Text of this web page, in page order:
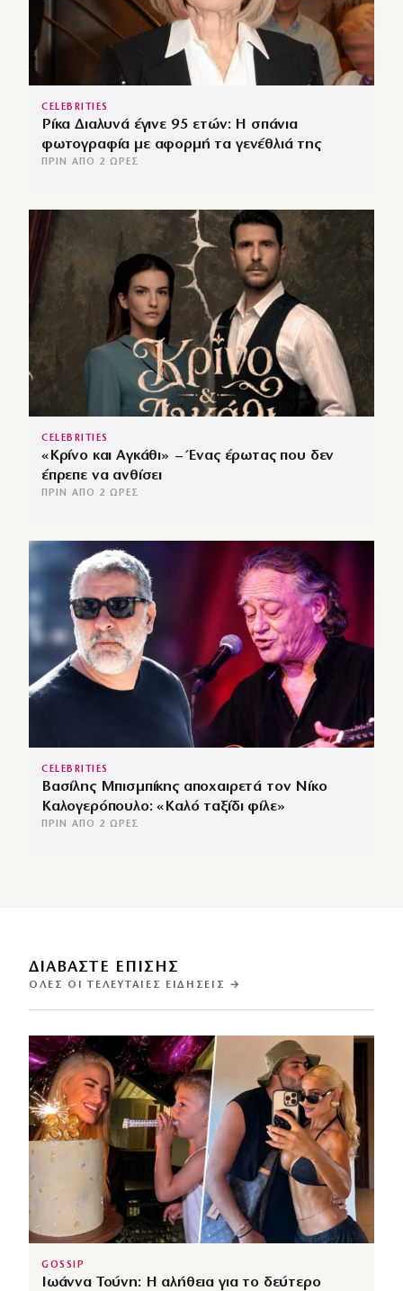
CELEBRITIES
Ρίκα Διαλυνά έγινε 95 ετών: Η σπάνια
φωτογραφία με αφορμή τα γενέθλιά της
ΠΡΙΝ ΑΠΌ 2 ΏΡΕΣ
CELEBRITIES
«Κρίνο και Αγκάθι» – Ένας έρωτας που δεν
έπρεπε να ανθίσει
ΠΡΙΝ ΑΠΌ 2 ΏΡΕΣ
CELEBRITIES
Βασίλης Μπισμπίκης αποχαιρετά τον Νίκο
Καλογερόπουλο: «Καλό ταξίδι φίλε»
ΠΡΙΝ ΑΠΌ 2 ΏΡΕΣ
ΔΙΑΒΑΣΤΕ ΕΠΙΣΗΣ
ΌΛΕΣ ΟΙ ΤΕΛΕΥΤΑΊΕΣ ΕΙΔΉΣΕΙΣ →
GOSSIP
Ιωάννα Τούνη: Η αλήθεια για το δεύτερο